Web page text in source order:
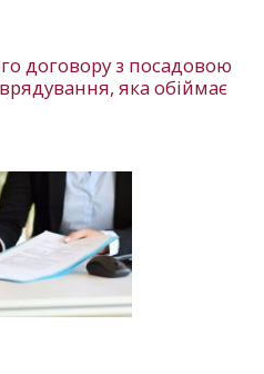
договору з посадовою
яка обіймає